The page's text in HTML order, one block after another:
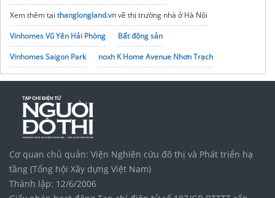
Xem thêm tại thanglongland.vnvề thị trường nhà ở Hà Nội
Vinhomes Vũ Yên Hải Phòng
Bất động sản
Vinhomes Saigon Park
noxh K Home Avenue Nhơn Trạch
Tập đoàn Bcons Group
giá vàng kim tín bạc liêu
Cơ quan chủ quản: Viện Nghiên cứu đô thị và Phát triển hạ
tầng (Tổng hội Xây dựng Việt Nam)
Thành lập: 12/6/2006